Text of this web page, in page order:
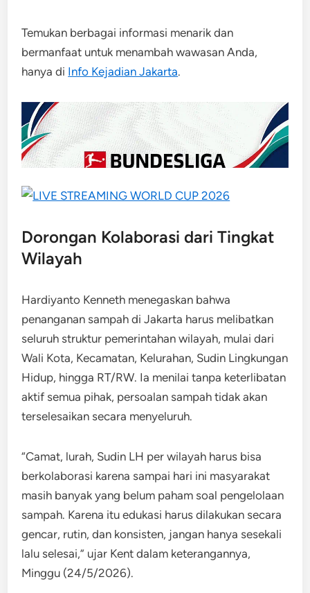
Temukan berbagai informasi menarik dan
bermanfaat untuk menambah wawasan Anda,
hanya di Info Kejadian Jakarta.
Dorongan Kolaborasi dari Tingkat
Wilayah
Hardiyanto Kenneth menegaskan bahwa
penanganan sampah di Jakarta harus melibatkan
seluruh struktur pemerintahan wilayah, mulai dari
Wali Kota, Kecamatan, Kelurahan, Sudin Lingkungan
Hidup, hingga RT/RW. Ia menilai tanpa keterlibatan
aktif semua pihak, persoalan sampah tidak akan
terselesaikan secara menyeluruh.
“Camat, lurah, Sudin LH per wilayah harus bisa
berkolaborasi karena sampai hari ini masyarakat
masih banyak yang belum paham soal pengelolaan
sampah. Karena itu edukasi harus dilakukan secara
gencar, rutin, dan konsisten, jangan hanya sesekali
lalu selesai,” ujar Kent dalam keterangannya,
Minggu (24/5/2026).